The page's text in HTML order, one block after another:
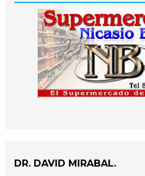
DR. DAVID MIRABAL.